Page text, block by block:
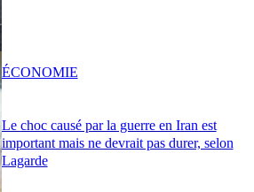
Le choc causé par la guerre en Iran est
important mais ne devrait pas durer, selon
Lagarde
ÉCONOMIE